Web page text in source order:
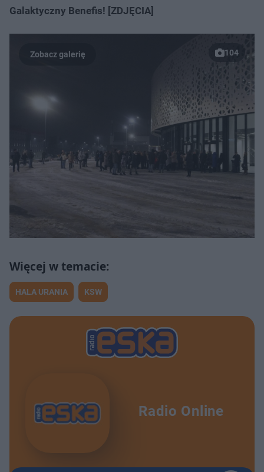
Galaktyczny Benefis! [ZDJĘCIA]
104
HALA URANIA KSW
Radio Online